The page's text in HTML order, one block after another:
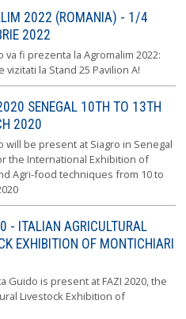
2022 (ROMANIA) - 1/4
2022
va fi prezenta la Agromalim 2022:
vizitati la Stand 25 Pavilion A!
SENEGAL 10TH TO 13TH
2020
will be present at Siagro in Senegal
the International Exhibition of
Agri-food techniques from 10 to
- ITALIAN AGRICULTURAL
EXHIBITION OF MONTICHIARI
Guido is present at FAZI 2020, the
Livestock Exhibition of